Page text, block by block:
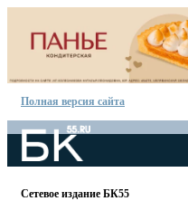
Полная версия сайта
Сетевое издание БК55